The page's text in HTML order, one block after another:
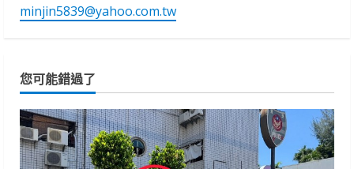
minjin5839@yahoo.com.tw
您可能錯過了